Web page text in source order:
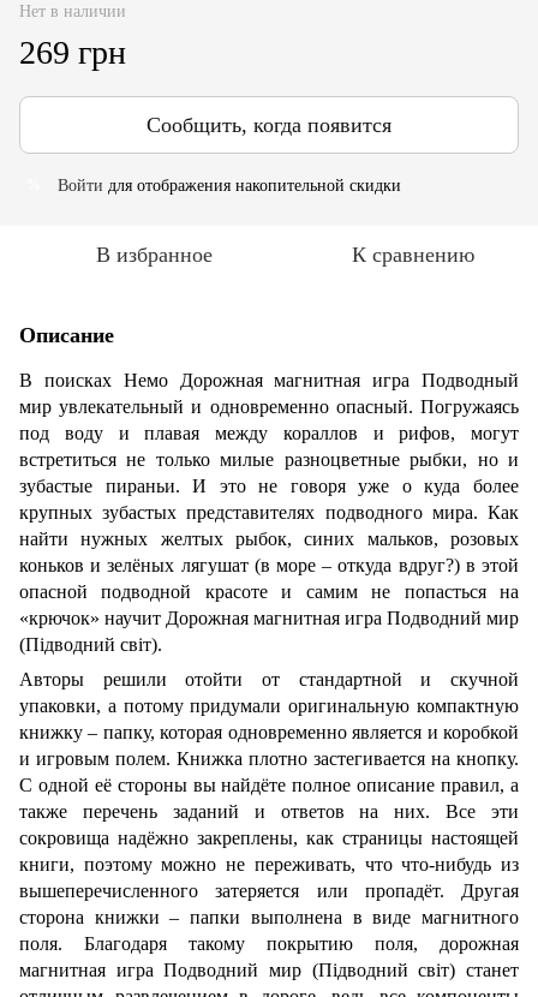
Нет в наличии
269 грн
Сообщить, когда появится
Войти для отображения накопительной скидки
В избранное К сравнению
Описание
В поисках Немо Дорожная магнитная игра Подводный
мир увлекательный и одновременно опасный. Погружаясь
под воду и плавая между кораллов и рифов, могут
встретиться не только милые разноцветные рыбки, но и
зубастые пираньи. И это не говоря уже о куда более
крупных зубастых представителях подводного мира. Как
найти нужных желтых рыбок, синих мальков, розовых
коньков и зелёных лягушат (в море – откуда вдруг?) в этой
опасной подводной красоте и самим не попасться на
«крючок» научит Дорожная магнитная игра Подводний мир
(Підводний світ).
Авторы решили отойти от стандартной и скучной
упаковки, а потому придумали оригинальную компактную
книжку – папку, которая одновременно является и коробкой
и игровым полем. Книжка плотно застегивается на кнопку.
С одной её стороны вы найдёте полное описание правил, а
также перечень заданий и ответов на них. Все эти
сокровища надёжно закреплены, как страницы настоящей
книги, поэтому можно не переживать, что что-нибудь из
вышеперечисленного затеряется или пропадёт. Другая
сторона книжки – папки выполнена в виде магнитного
поля. Благодаря такому покрытию поля, дорожная
магнитная игра Подводний мир (Підводний світ) станет